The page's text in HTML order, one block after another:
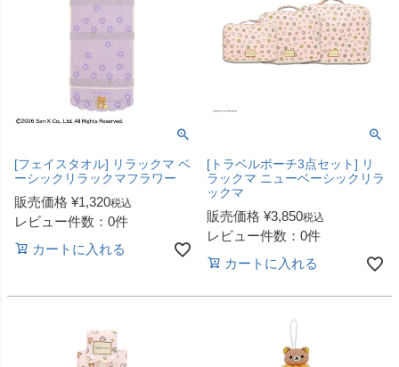
[フェイスタオル] リラックマ ベ
ーシックリラックマフラワー
販売価格 ¥1,320税込
レビュー件数：0件
カートに入れる
[トラベルポーチ3点セット] リ
ラックマ ニューベーシックリラ
ックマ
販売価格 ¥3,850税込
レビュー件数：0件
カートに入れる